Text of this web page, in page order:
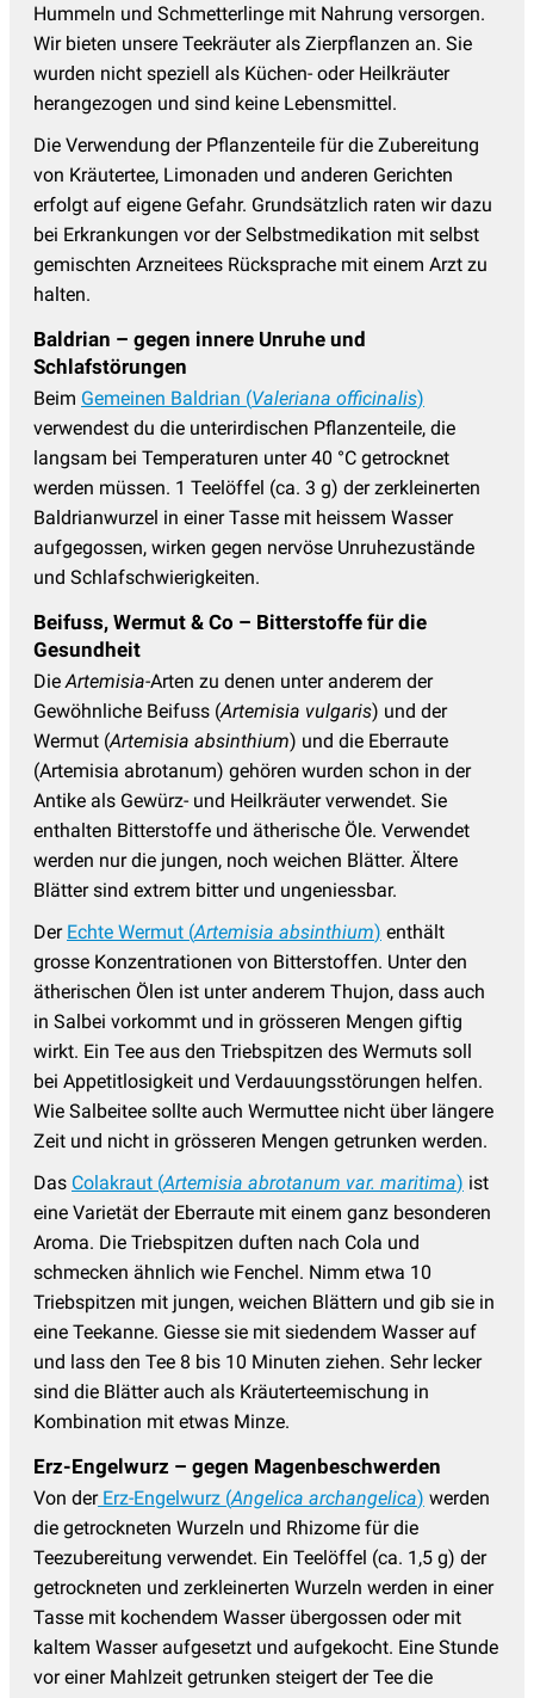
Hummeln und Schmetterlinge mit Nahrung versorgen.
Wir bieten unsere Teekräuter als Zierpflanzen an. Sie
wurden nicht speziell als Küchen- oder Heilkräuter
herangezogen und sind keine Lebensmittel.
Die Verwendung der Pflanzenteile für die Zubereitung
von Kräutertee, Limonaden und anderen Gerichten
erfolgt auf eigene Gefahr. Grundsätzlich raten wir dazu
bei Erkrankungen vor der Selbstmedikation mit selbst
gemischten Arzneitees Rücksprache mit einem Arzt zu
halten.
Baldrian – gegen innere Unruhe und
Schlafstörungen
Beim Gemeinen Baldrian (Valeriana officinalis)
verwendest du die unterirdischen Pflanzenteile, die
langsam bei Temperaturen unter 40 °C getrocknet
werden müssen. 1 Teelöffel (ca. 3 g) der zerkleinerten
Baldrianwurzel in einer Tasse mit heissem Wasser
aufgegossen, wirken gegen nervöse Unruhezustände
und Schlafschwierigkeiten.
Beifuss, Wermut & Co – Bitterstoffe für die
Gesundheit
DieArtemisia-Arten zu denen unter anderem der
Gewöhnliche Beifuss (Artemisia vulgaris) und der
Wermut (Artemisia absinthium) und die Eberraute
(Artemisia abrotanum) gehören wurden schon in der
Antike als Gewürz- und Heilkräuter verwendet. Sie
enthalten Bitterstoffe und ätherische Öle. Verwendet
werden nur die jungen, noch weichen Blätter. Ältere
Blätter sind extrem bitter und ungeniessbar.
Der Echte Wermut (Artemisia absinthium) enthält
grosse Konzentrationen von Bitterstoffen. Unter den
ätherischen Ölen ist unter anderem Thujon, dass auch
in Salbei vorkommt und in grösseren Mengen giftig
wirkt. Ein Tee aus den Triebspitzen des Wermuts soll
bei Appetitlosigkeit und Verdauungsstörungen helfen.
Wie Salbeitee sollte auch Wermuttee nicht über längere
Zeit und nicht in grösseren Mengen getrunken werden.
Das Colakraut (Artemisia abrotanum var. maritima) ist
eine Varietät der Eberraute mit einem ganz besonderen
Aroma. Die Triebspitzen duften nach Cola und
schmecken ähnlich wie Fenchel. Nimm etwa 10
Triebspitzen mit jungen, weichen Blättern und gib sie in
eine Teekanne. Giesse sie mit siedendem Wasser auf
und lass den Tee 8 bis 10 Minuten ziehen. Sehr lecker
sind die Blätter auch als Kräuterteemischung in
Kombination mit etwas Minze.
Erz-Engelwurz – gegen Magenbeschwerden
Von derErz-Engelwurz (Angelica archangelica) werden
die getrockneten Wurzeln und Rhizome für die
Teezubereitung verwendet. Ein Teelöffel (ca. 1,5 g) der
getrockneten und zerkleinerten Wurzeln werden in einer
Tasse mit kochendem Wasser übergossen oder mit
kaltem Wasser aufgesetzt und aufgekocht. Eine Stunde
vor einer Mahlzeit getrunken steigert der Tee die